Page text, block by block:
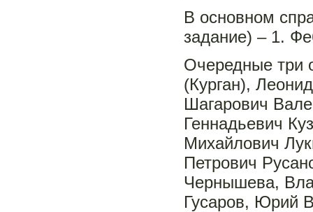
В основном
задание) – 1.
Очередные три
(Курган),
Шагарович
Геннадьевич
Михайлович
Петрович
Чернышева,
Гусаров, Юрий